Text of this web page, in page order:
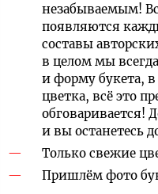
незабываемым!
появляются
составы
в целом мы
и форму букета,
цветка, всё это
обговаривается!
и вы останетесь
Только свежие
Пришлём фото